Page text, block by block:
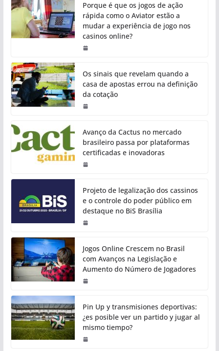
Porque é que os jogos de ação
rápida como o Aviator estão a
mudar a experiência de jogo nos
casinos online?
Os sinais que revelam quando a
casa de apostas errou na definição
da cotação
Avanço da Cactus no mercado
brasileiro passa por plataformas
certificadas e inovadoras
Projeto de legalização dos cassinos
e o controle do poder público em
destaque no BiS Brasília
Jogos Online Crescem no Brasil
com Avanços na Legislação e
Aumento do Número de Jogadores
Pin Up y transmisiones deportivas:
¿es posible ver un partido y jugar al
mismo tiempo?